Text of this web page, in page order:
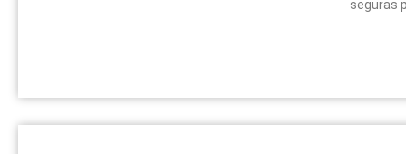
seguras